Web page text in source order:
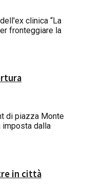
clinica “La
fronteggiare la
di piazza Monte
imposta dalla
in città